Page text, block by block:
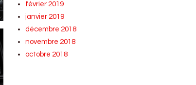
février 2019
janvier 2019
décembre 2018
novembre 2018
octobre 2018